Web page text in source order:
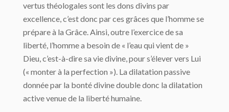
vertus théologales sont les dons divins par
excellence, c’est donc par ces grâces que l’homme se
prépare à la Grâce. Ainsi, outre l’exercice de sa
liberté, l’homme a besoin de « l’eau qui vient de »
Dieu, c’est-à-dire sa vie divine, pour s’élever vers Lui
(« monter à la perfection »). La dilatation passive
donnée par la bonté divine double donc la dilatation
active venue de la liberté humaine.